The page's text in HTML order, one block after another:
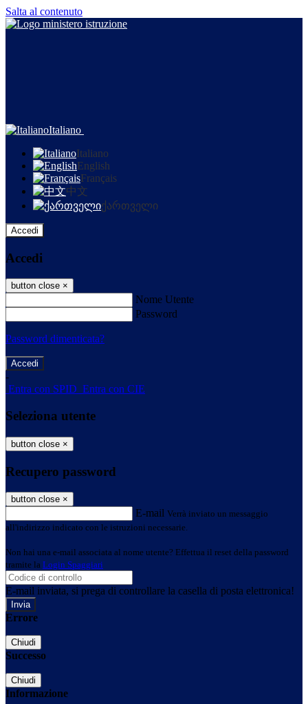
Salta al contenuto
Italiano
Italiano
English
Français
中文
ქართველი
Accedi
Accedi
button close ×
Nome Utente
Password
Password dimenticata?
-
Entra con SPID Entra con CIE
Seleziona utente
button close ×
Recupero password
button close ×
E-mail Verrà inviato un messaggio
all'indirizzo indicato con le istruzioni necessarie.
Non hai una e-mail associata al nome utente? Effettua il reset della password
tramite la Login Spaggiari
E-mail inviata, si prega di controllare la casella di posta elettronica!
Errore
Chiudi
Successo
Chiudi
Informazione